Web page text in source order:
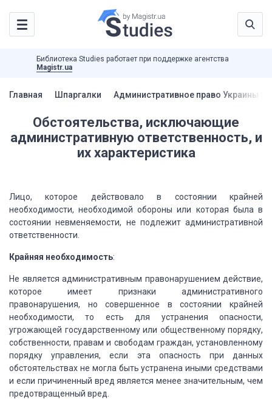
Библиотека Studies работает при поддержке агентства
Magistr.ua
Главная Шпаргалки Административное право Украины
Обстоятельства, исключающие
административную ответственность, и
их характеристика
Лицо, которое действовало в состоянии крайней
необходимости, необходимой обороны или которая была в
состоянии невменяемости, не подлежит административной
ответственности.
Крайняя необходимость:
Не является административным правонарушением действие,
которое имеет признаки административного
правонарушения, но совершенное в состоянии крайней
необходимости, то есть для устранения опасности,
угрожающей государственному или общественному порядку,
собственности, правам и свободам граждан, установленному
порядку управления, если эта опасность при данных
обстоятельствах не могла быть устранена иными средствами
и если причиненный вред является менее значительным, чем
предотвращенный вред.